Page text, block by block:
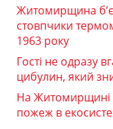
Житомирщина
стовпчики
1963 року
Гості не одразу
цибулин, який
На Житомирщині
пожеж в